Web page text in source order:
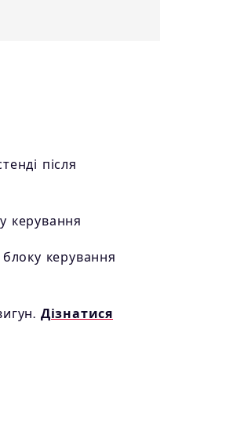
після
керування
керування
Дізнатися